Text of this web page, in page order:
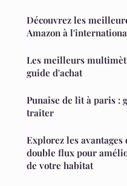
Découvrez les
Amazon à
Les meilleurs
guide d'achat
Punaise de lit à paris :
traiter
Explorez les
double flux pour
de votre habitat